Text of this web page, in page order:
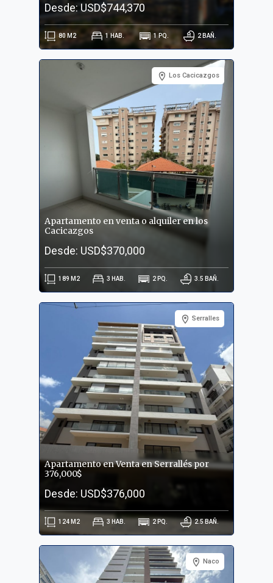
Desde: USD$744,370
80 M2 1HAB. 1PQ. 2 BAÑ.
Los Cacicazgos
Apartamento en venta o alquiler en los
Cacicazgos
Desde: USD$370,000
189 M2 3 HAB. 2 PQ. 3.5 BAÑ.
Serralles
Apartamento en Venta en Serrallés por
376,000$
Desde: USD$376,000
124 M2 3 HAB. 2 PQ. 2.5BAÑ.
Naco